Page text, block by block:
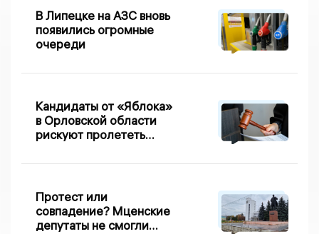
В Липецке на АЗС вновь
появились огромные
очереди
Кандидаты от «Яблока»
в Орловской области
рискуют пролететь
Протест или
совпадение? Мценские
депутаты не смогли